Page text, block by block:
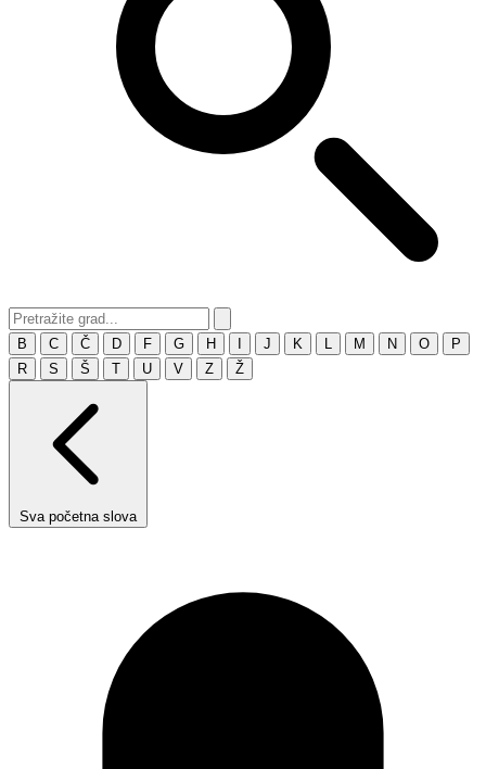
B C Č D F G H J K M N O
P
R
S Š T U V Z Ž
Sva početna slova